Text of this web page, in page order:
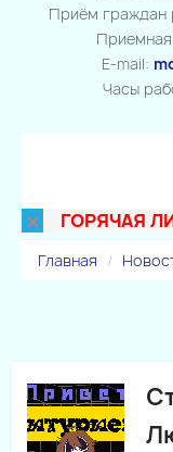
Приём граждан
E-mail:
Часы
× ГОРЯЧАЯ
Главная